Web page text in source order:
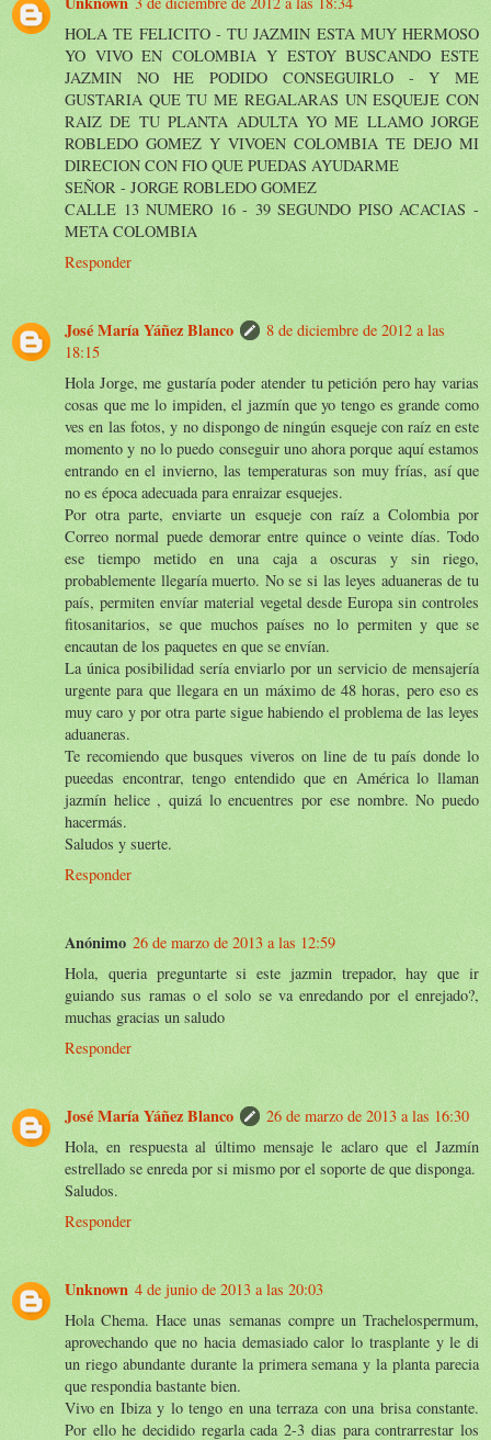
HOLA TE FELICITO - TU JAZMIN ESTA MUY HERMOSO
YO VIVO EN COLOMBIA Y ESTOY BUSCANDO ESTE
JAZMIN NO HE PODIDO CONSEGUIRLO - Y ME
GUSTARIA QUE TU ME REGALARAS UN ESQUEJE CON
RAIZ DE TU PLANTA ADULTA YO ME LLAMO JORGE
ROBLEDO GOMEZ Y VIVOEN COLOMBIA TE DEJO MI
DIRECION CON FIO QUE PUEDAS AYUDARME
SEÑOR - JORGE ROBLEDO GOMEZ
CALLE 13 NUMERO 16 - 39 SEGUNDO PISO ACACIAS -
META COLOMBIA
Responder
José María Yáñez Blanco
8 de diciembre de 2012 a las
18:15
Hola Jorge, me gustaría poder atender tu petición pero hay varias
cosas que me lo impiden, el jazmín que yo tengo es grande como
ves en las fotos, y no dispongo de ningún esqueje con raíz en este
momento y no lo puedo conseguir uno ahora porque aquí estamos
entrando en el invierno, las temperaturas son muy frías, así que
no es época adecuada para enraizar esquejes.
Por otra parte, enviarte un esqueje con raíz a Colombia por
Correo normal puede demorar entre quince o veinte días. Todo
ese tiempo metido en una caja a oscuras y sin riego,
probablemente llegaría muerto. No se si las leyes aduaneras de tu
país, permiten envíar material vegetal desde Europa sin controles
fitosanitarios, se que muchos países no lo permiten y que se
encautan de los paquetes en que se envían.
La única posibilidad sería enviarlo por un servicio de mensajería
urgente para que llegara en un máximo de 48 horas, pero eso es
muy caro y por otra parte sigue habiendo el problema de las leyes
aduaneras.
Te recomiendo que busques viveros on line de tu país donde lo
pueedas encontrar, tengo entendido que en América lo llaman
jazmín helice , quizá lo encuentres por ese nombre. No puedo
hacermás.
Saludos y suerte.
Responder
Anónimo 26 de marzo de 2013 a las 12:59
Hola, queria preguntarte si este jazmin trepador, hay que ir
guiando sus ramas o el solo se va enredando por el enrejado?,
muchas gracias un saludo
Responder
José María Yáñez Blanco
26 de marzo de 2013 a las 16:30
Hola, en respuesta al último mensaje le aclaro que el Jazmín
estrellado se enreda por si mismo por el soporte de que disponga.
Saludos.
Responder
Unknown 4 de junio de 2013 a las 20:03
Hola Chema. Hace unas semanas compre un Trachelospermum,
aprovechando que no hacia demasiado calor lo trasplante y le di
un riego abundante durante la primera semana y la planta parecia
que respondia bastante bien.
Vivo en Ibiza y lo tengo en una terraza con una brisa constante.
Por ello he decidido regarla cada 2-3 dias para contrarrestar los